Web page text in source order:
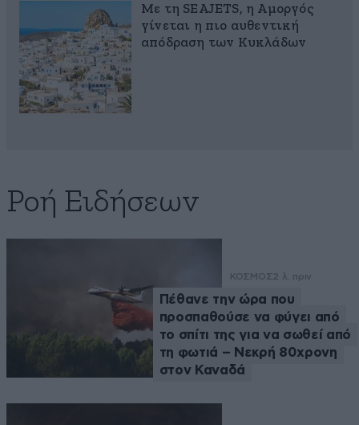
Με τη SEAJETS, η Αμοργός
γίνεται η πιο αυθεντική
απόδραση των Κυκλάδων
Ροή Ειδήσεων
ΚΟΣΜΟΣ2 λ. πριν
Πέθανε την ώρα που
προσπαθούσε να φύγει από
το σπίτι της για να σωθεί από
τη φωτιά – Νεκρή 80χρονη
στον Καναδά